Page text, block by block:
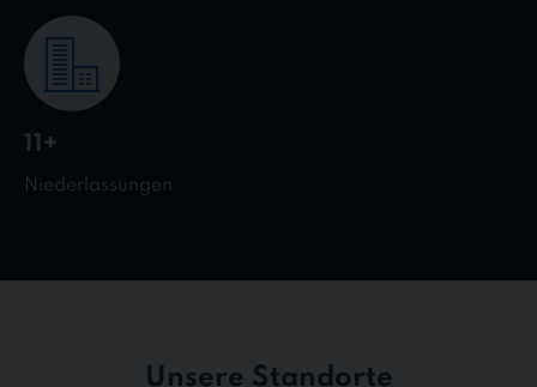
11+
Niederlassungen
Unsere Standorte